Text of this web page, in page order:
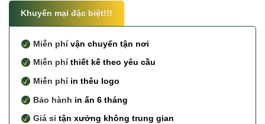
Khuyến mại đặc biệt!!!
Miễn phívận chuyển tận nơi
Miễn phíthiết kế theo yêu cầu
Miễn phíin thêu logo
Bảo hành in ấn 6 tháng
Giá sỉtận xưởng không trung gian